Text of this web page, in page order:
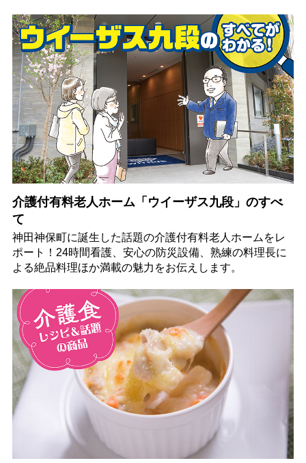
介護付有料老人ホーム「ウイーザス九段」のすべ
て
神田神保町に誕生した話題の介護付有料老人ホームをレ
ポート！24時間看護、安心の防災設備、熟練の料理長に
よる絶品料理ほか満載の魅力をお伝えします。